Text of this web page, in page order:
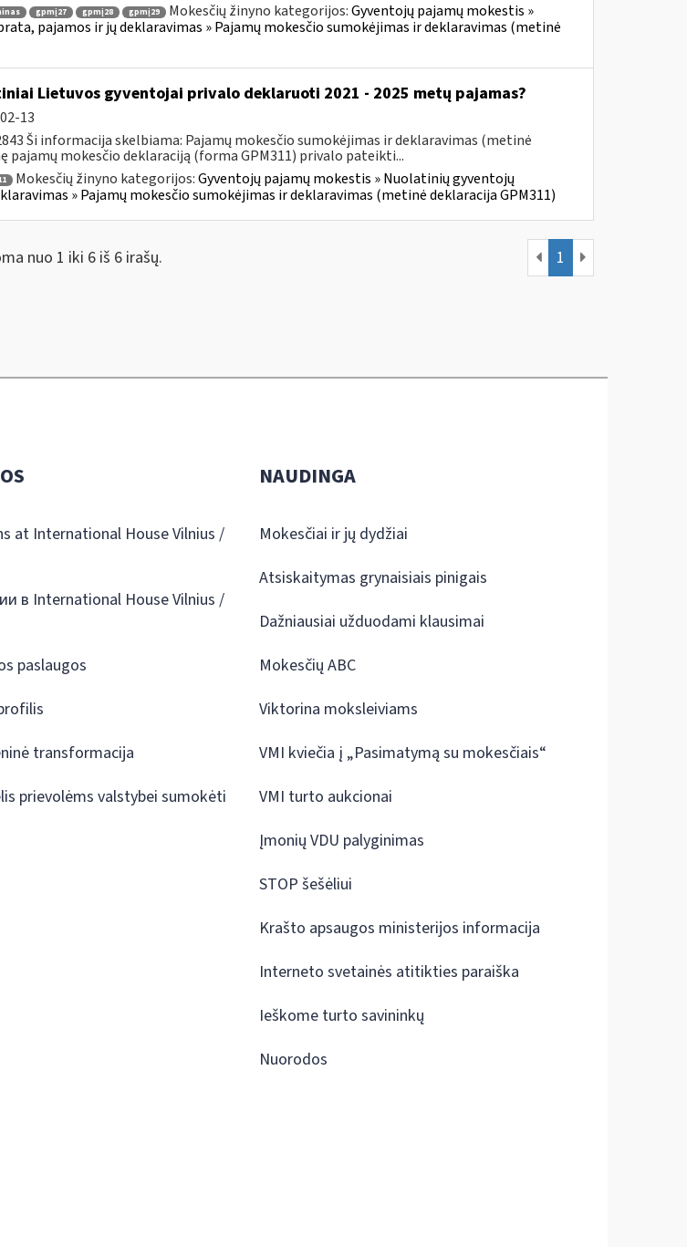
gpmį27 gpmį28 gpmį29 Mokesčių žinyno kategorijos:Gyventojų pajamų mokestis »
pajamos ir jų deklaravimas » Pajamų mokesčio sumokėjimas ir deklaravimas (metinė
Lietuvos gyventojai privalo deklaruoti 2021 - 2025 metų pajamas?
13
Ši informacija skelbiama: Pajamų mokesčio sumokėjimas ir deklaravimas (metinė
pajamų mokesčio deklaraciją (forma GPM311) privalo pateikti...
Mokesčių žinyno kategorijos:Gyventojų pajamų mokestis » Nuolatinių gyventojų
» Pajamų mokesčio sumokėjimas ir deklaravimas (metinė deklaracija GPM311)
nuo 1 iki 6 iš 6 irašų. 1
at International House Vilnius /
в International House Vilnius /
paslaugos
transformacija
prievolėms valstybei sumokėti
NAUDINGA
Mokesčiai ir jų dydžiai
Atsiskaitymas grynaisiais pinigais
Dažniausiai užduodami klausimai
Mokesčių ABC
Viktorina moksleiviams
VMI kviečia į „Pasimatymą su mokesčiais“
VMI turto aukcionai
Įmonių VDU palyginimas
STOP šešėliui
Krašto apsaugos ministerijos informacija
Interneto svetainės atitikties paraiška
Ieškome turto savininkų
Nuorodos